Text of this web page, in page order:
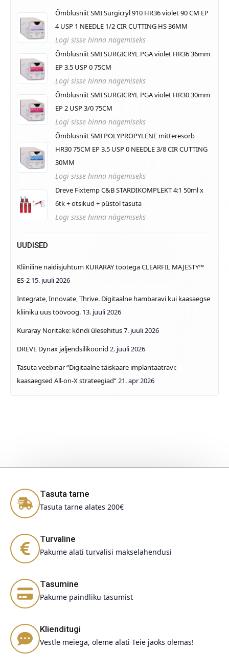
Õmblusniit SMI Surgicryl 910 HR36 violet 90 CM EP
4 USP 1 NEEDLE 1/2 CIR CUTTING HS 36MM
Logi sisse hinna nägemiseks
Õmblusniit SMI SURGICRYL PGA violet HR36 36mm
EP 3.5 USP 0 75CM
Logi sisse hinna nägemiseks
Õmblusniit SMI SURGICRYL PGA violet HR30 30mm
EP 2 USP 3/0 75CM
Logi sisse hinna nägemiseks
Õmblusniit SMI POLYPROPYLENE mitteresorb
HR30 75CM EP 3.5 USP 0 NEEDLE 3/8 CIR CUTTING
30MM
Logi sisse hinna nägemiseks
Dreve Fixtemp C&B STARDIKOMPLEKT 4:1 50ml x
6tk + otsikud + püstol tasuta
Logi sisse hinna nägemiseks
UUDISED
Kliiniline näidisjuhtum KURARAY tootega CLEARFIL MAJESTY™
ES-2 15. juuli 2026
Integrate, Innovate, Thrive. Digitaalne hambaravi kui kaasaegse
kliiniku uus töövoog. 13. juuli 2026
Kuraray Noritake: köndi ülesehitus7. juuli 2026
DREVE Dynax jäljendsilikoonid 2. juuli 2026
Tasuta veebinar “Digitaalne täiskaare implantaatravi:
kaasaegsed All-on-X strateegiad” 21. apr 2026
Tasuta tarne
Tasuta tarne alates 200€
Turvaline
Pakume alati turvalisi makselahendusi
Tasumine
Pakume paindliku tasumist
Klienditugi
Vestle meiega, oleme alati Teie jaoks olemas!